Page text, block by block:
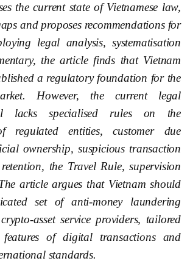
the current state of Vietnamese law,
and proposes recommendations for
legal analysis, systematisation
the article finds that Vietnam
a regulatory foundation for the
However, the current legal
lacks specialised rules on the
regulated entities, customer due
ownership, suspicious transaction
the Travel Rule, supervision
article argues that Vietnam should
set of anti-money laundering
asset service providers, tailored
of digital transactions and
standards.